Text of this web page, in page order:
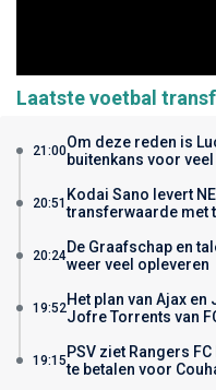
Laatste voetbal
21:00Om deze reden is
buitenkans voor
20:51 Kodai Sano levert
transferwaarde met
20:24De Graafschap en
weer veel opleveren
19:52Het plan van Ajax
Jofre Torrents van
19:15 PSV ziet Rangers
te betalen voor